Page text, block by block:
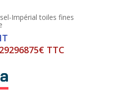
Impérial toiles fines
TTC